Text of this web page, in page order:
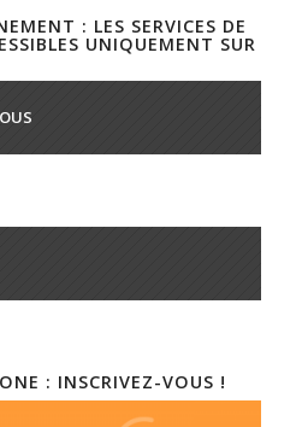
: LES SERVICES DE
UNIQUEMENT SUR
: INSCRIVEZ-VOUS !